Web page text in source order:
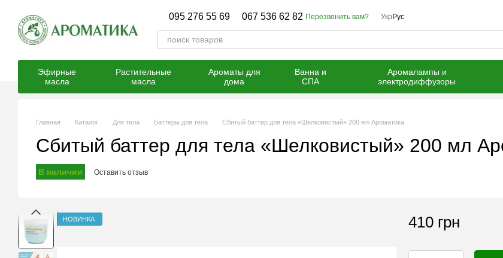
095 276 55 69 067 536 62 82 Перезвонить вам? Укр Рус
Эфирные
масла
Растительные
масла
Ароматы для
дома
Ванна и
СПА
Аромалампы и
электродиффузоры
Главная Каталог Для тела Баттеры для тела Сбитый баттер для тела «Шелковистый» 200 мл Ароматика
Сбитый баттер для тела «Шелковистый» 200 мл
В наличии Оставить отзыв
НОВИНКА 410 грн